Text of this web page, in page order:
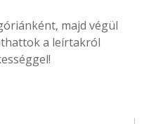
majd végül
a leírtakról